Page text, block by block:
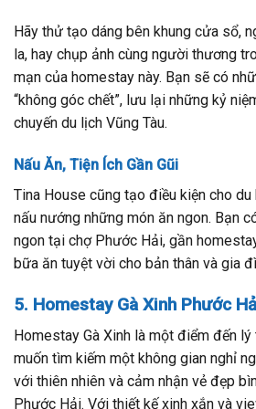
Hãy thử tạo dáng bên khung cửa sổ,
la, hay chụp ảnh cùng người thương
mạn của homestay này. Bạn sẽ có
“không góc chết”, lưu lại những kỷ
chuyến du lịch Vũng Tàu.
Nấu Ăn, Tiện Ích Gần Gũi
Tina House cũng tạo điều kiện cho
nấu nướng những món ăn ngon. Bạn
ngon tại chợ Phước Hải, gần
bữa ăn tuyệt vời cho bản thân và gia
5. Homestay Gà Xinh Phước
Homestay Gà Xinh là một điểm đến
muốn tìm kiếm một không gian nghỉ
với thiên nhiên và cảm nhận vẻ đẹp
Phước Hải. Với thiết kế xinh xắn và